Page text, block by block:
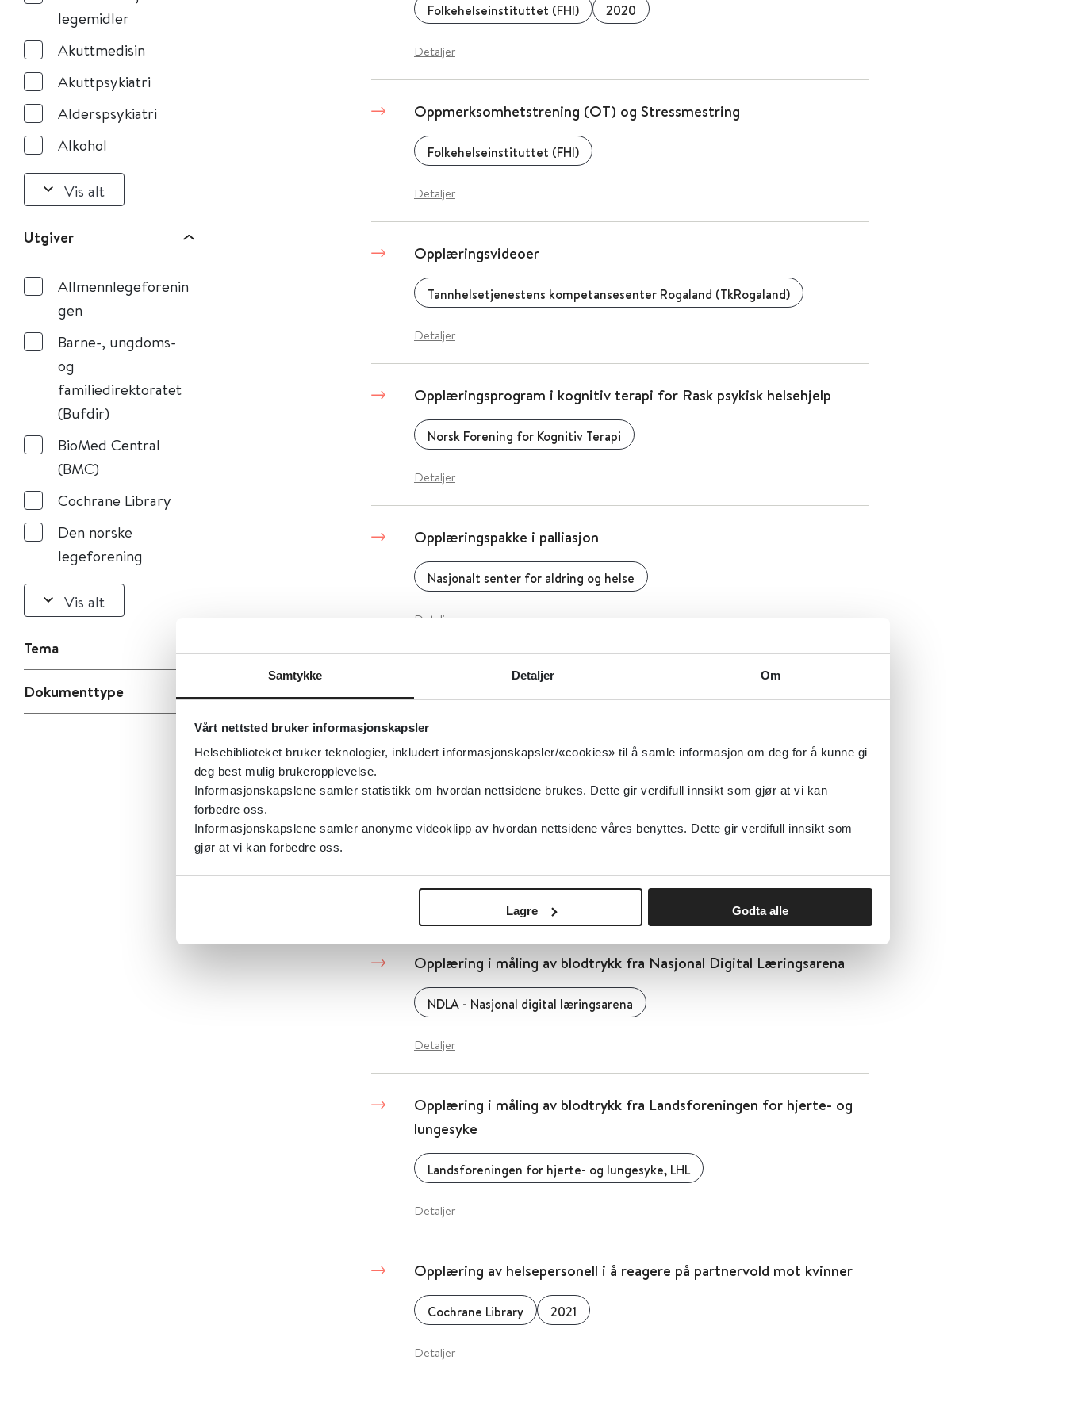
Samtykke Detaljer Om
Vårt nettsted bruker informasjonskapsler
Helsebiblioteket bruker teknologier, inkludert informasjonskapsler/«cookies» til å samle informasjon om deg for å kunne gi
deg best mulig brukeropplevelse.
Informasjonskapslene samler statistikk om hvordan nettsidene brukes. Dette gir verdifull innsikt som gjør at vi kan
forbedre oss.
Informasjonskapslene samler anonyme videoklipp av hvordan nettsidene våres benyttes. Dette gir verdifull innsikt som
gjør at vi kan forbedre oss.
Lagre Godta alle
legemidler
Akuttmedisin
Akuttpsykiatri
Alderspsykiatri
Alkohol
Vis alt
Utgiver
Allmennlegeforenin
gen
Barne-, ungdoms-
og
familiedirektoratet
(Bufdir)
BioMed Central
(BMC)
Cochrane Library
Den norske
legeforening
Vis alt
Tema
Dokumenttype
Folkehelseinstituttet (FHI) 2020
Detaljer
Oppmerksomhetstrening (OT) og Stressmestring
Folkehelseinstituttet (FHI)
Detaljer
Opplæringsvideoer
Tannhelsetjenestens kompetansesenter Rogaland (TkRogaland)
Detaljer
Opplæringsprogram i kognitiv terapi for Rask psykisk helsehjelp
Norsk Forening for Kognitiv Terapi
Detaljer
Opplæringspakke i palliasjon
Nasjonalt senter for aldring og helse
Detaljer
Opplæringsmateriell seksualitet og samliv, funksjonshemmede
Detaljer
Opplæringskurs i praktisk anafylaksibehandling
Opplæring i måling av blodtrykk fra Nasjonal Digital Læringsarena
NDLA - Nasjonal digital læringsarena
Detaljer
Opplæring i måling av blodtrykk fra Landsforeningen for hjerte- og
lungesyke
Landsforeningen for hjerte- og lungesyke, LHL
Detaljer
Opplæring av helsepersonell i å reagere på partnervold mot kvinner
Cochrane Library 2021
Detaljer